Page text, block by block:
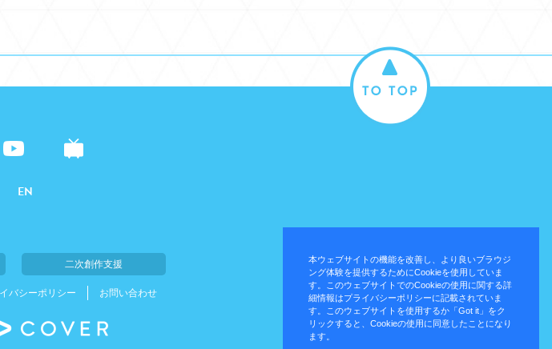
本ウェブサイトの機能を改善し、より良いブラウジ
ング体験を提供するためにCookieを使用していま
す。このウェブサイトでのCookieの使用に関する詳
細情報はプライバシーポリシーに記載されていま
す。このウェブサイトを使用するか「Got it」をク
リックすると、Cookieの使用に同意したことになり
ます。
EN
二次創作支援
バシーポリシー お問い合わせ